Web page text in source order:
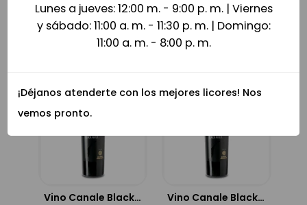
Vino Marqués de Cáceres Costanilla Tinto 750ml
71,000
Vino Finca Escondida Reserva Cabernet 750ml
$68,000
Vino Canale Black River Merlot 750ml
Vino Canale Black River Cabernet Sauvignon 750ml
Lunes a jueves: 12:00 m. - 9:00 p. m. | Viernes
y sábado: 11:00 a. m. - 11:30 p. m. | Domingo:
11:00 a. m. - 8:00 p. m.
¡Déjanos atenderte con los mejores licores! Nos
vemos pronto.